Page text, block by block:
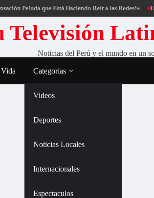
Peluda que Está Haciendo Reír a las Redes!»
Televisión
Noticias del Perú y el mundo en un
Categorias
Videos
Deportes
Noticias Locales
Internacionales
Espectaculos